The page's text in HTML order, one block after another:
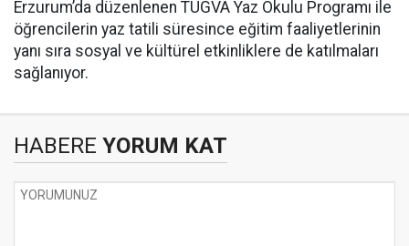
Erzurum’da düzenlenen TÜGVA Yaz Okulu Programı ile
öğrencilerin yaz tatili süresince eğitim faaliyetlerinin
yanı sıra sosyal ve kültürel etkinliklere de katılmaları
sağlanıyor.
HABERE YORUM KAT